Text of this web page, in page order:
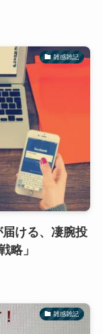
雑感雑記
ける、凄腕投
略」
雑感雑記